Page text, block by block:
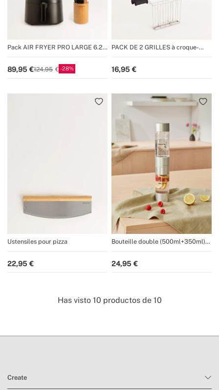
Pack AIR FRYER PRO LARGE 6.2 L
89,95 124,95 28
PACK DE 2 GRILLES à croque-
16,95
Ustensiles pour pizza
22,95
Bouteille double (500ml+350ml)
24,95
Has visto 10 productos de 10
Create